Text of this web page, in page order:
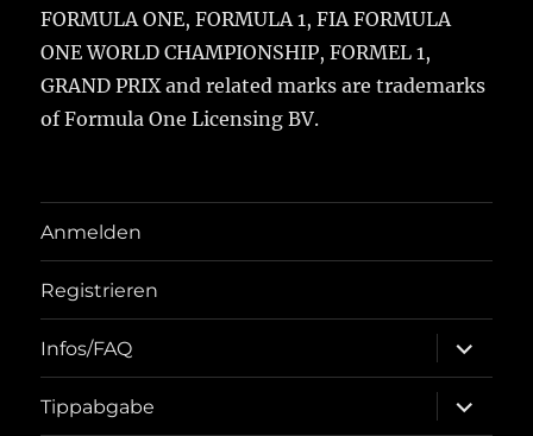
FORMULA ONE, FORMULA 1, FIA FORMULA
ONE WORLD CHAMPIONSHIP, FORMEL 1,
GRAND PRIX and related marks are trademarks
of Formula One Licensing BV.
Anmelden
Registrieren
Infos/FAQ
öffnen
Tippabgabe
öffnen